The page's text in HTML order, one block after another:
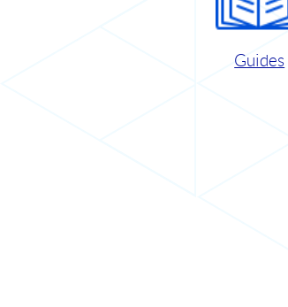
Guides